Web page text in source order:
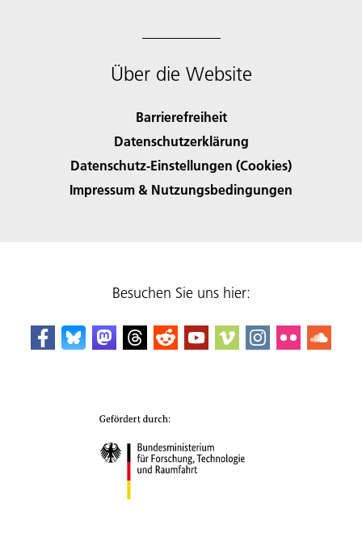
Über die Website
Barrierefreiheit
Datenschutzerklärung
Datenschutz-Einstellungen (Cookies)
Impressum & Nutzungsbedingungen
Besuchen Sie uns hier: